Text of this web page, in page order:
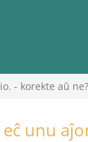
- korekte aŭ ne?
unu